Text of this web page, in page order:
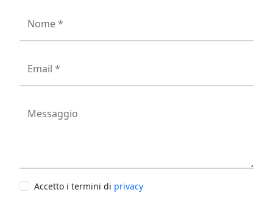
Nome *
Email *
Messaggio
Accetto i termini di privacy